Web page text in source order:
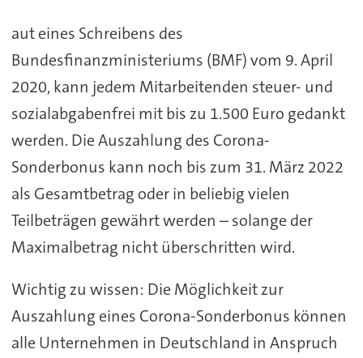
aut eines Schreibens des
Bundesfinanzministeriums (BMF) vom 9. April
2020, kann jedem Mitarbeitenden steuer- und
sozialabgabenfrei mit bis zu 1.500 Euro gedankt
werden. Die Auszahlung des Corona-
Sonderbonus kann noch bis zum 31. März 2022
als Gesamtbetrag oder in beliebig vielen
Teilbeträgen gewährt werden – solange der
Maximalbetrag nicht überschritten wird.
Wichtig zu wissen: Die Möglichkeit zur
Auszahlung eines Corona-Sonderbonus können
alle Unternehmen in Deutschland in Anspruch